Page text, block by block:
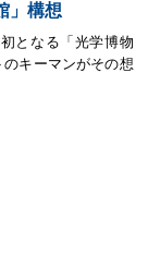
」構想
となる「光学博物
キーマンがその想